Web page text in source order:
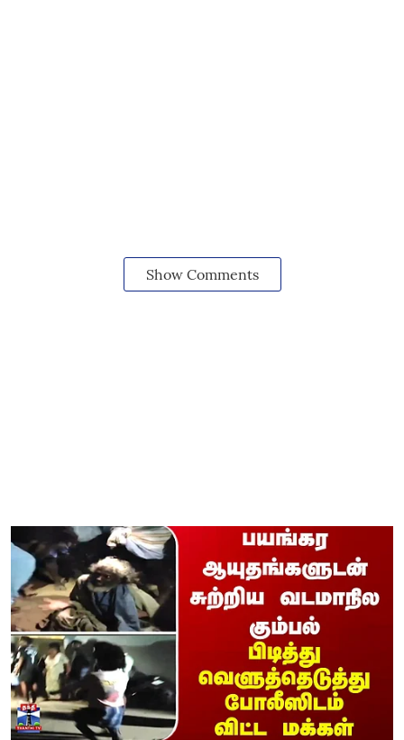
Show Comments